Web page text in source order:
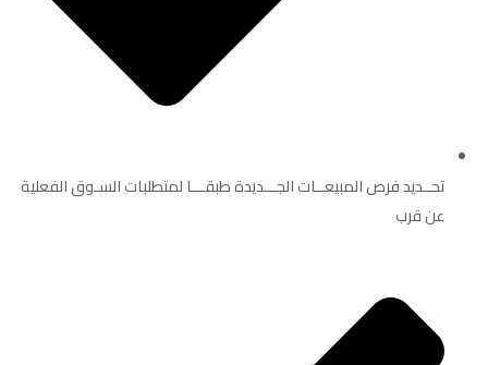
تحــديد فرص المبيعــات الجـــديدة طبقـــا لمتطلبات السـوق الفعلية
عن قرب